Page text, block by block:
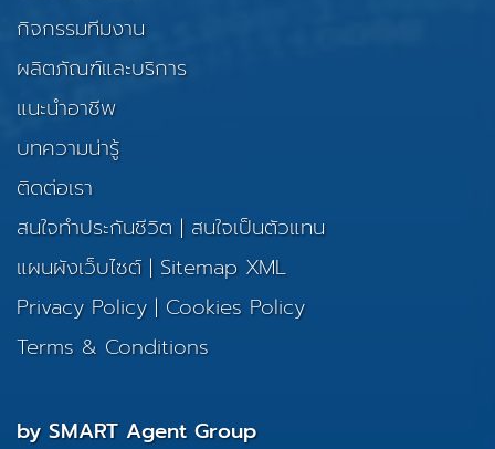
กิจกรรมทีมงาน
ผลิตภัณฑ์และบริการ
แนะนำอาชีพ
บทความน่ารู้
ติดต่อเรา
สนใจทำประกันชีวิต | สนใจเป็นตัวแทน
แผนผังเว็บไซต์| Sitemap XML
Privacy Policy | Cookies Policy
Terms & Conditions
by SMART Agent Group